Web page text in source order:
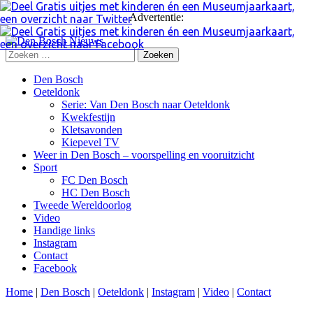
Advertentie:
Zoeken
naar:
Skip
Den Bosch
Oeteldonk
Serie: Van Den Bosch naar Oeteldonk
Kwekfestijn
Kletsavonden
Kiepevel TV
Weer in Den Bosch – voorspelling en vooruitzicht
Sport
FC Den Bosch
HC Den Bosch
Tweede Wereldoorlog
Video
Handige links
Instagram
Contact
Facebook
Home | Den Bosch | Oeteldonk | Instagram | Video | Contact